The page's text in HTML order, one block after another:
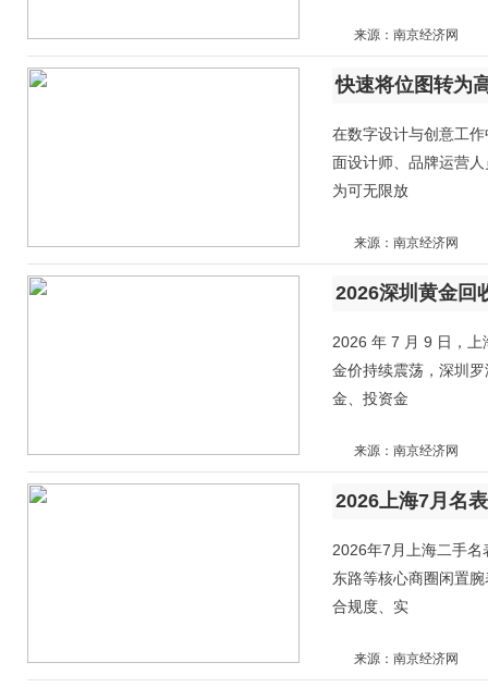
来源：南京经济网
在数字设计与创意工
面设计师、品牌运营
为可无限放
来源：南京经济网
2026 年 7 月 9 日，
金价持续震荡，深圳
金、投资金
来源：南京经济网
2026上海7月名
2026年7月上海二手
东路等核心商圈闲置
合规度、实
来源：南京经济网